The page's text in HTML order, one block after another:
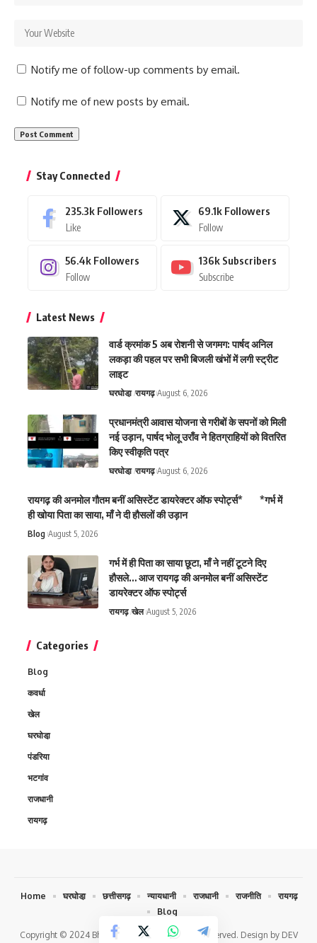
Notify me of follow-up comments by email.
Notify me of new posts by email.
Stay Connected
235.3k Followers
Like
69.1k Followers
Follow
56.4k Followers
Follow
136k Subscribers
Subscribe
Latest News
वार्ड क्रमांक 5 अब रोशनी से जगमग: पार्षद अनिल
लकड़ा की पहल पर सभी बिजली खंभों में लगी स्ट्रीट
लाइट
घरघोडा़ रायगढ़ August 6, 2026
प्रधानमंत्री आवास योजना से गरीबों के सपनों को मिली
नई उड़ान, पार्षद भोलू उराँव ने हितग्राहियों को वितरित
किए स्वीकृति पत्र
घरघोडा़ रायगढ़ August 6, 2026
रायगढ़ की अनमोल गौतम बनीं असिस्टेंट डायरेक्टर ऑफ स्पोर्ट्स* *गर्भ में
ही खोया पिता का साया, माँ ने दी हौसलों की उड़ान
Blog August 5, 2026
गर्भ में ही पिता का साया छूटा, माँ ने नहीं टूटने दिए
हौसले… आज रायगढ़ की अनमोल बनीं असिस्टेंट
डायरेक्टर ऑफ स्पोर्ट्स
रायगढ़ खेल August 5, 2026
Categories
Blog
कवर्धा
खेल
घरघोडा़
पंडरिया
भटगांव
राजधानी
रायगढ़
Copyright © 2024 Bhokochand.com. All Rights Reserved. Design by DEV
Home घरघोडा़ छत्तीसगढ़ न्यायधानी राजधानी राजनीति
रायगढ़
Blog